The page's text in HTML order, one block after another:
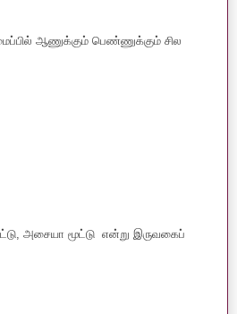
ஆணுக்கும் பெண்ணுக்கும் சில
அசையா மூட்டு என்று இருவகைப்